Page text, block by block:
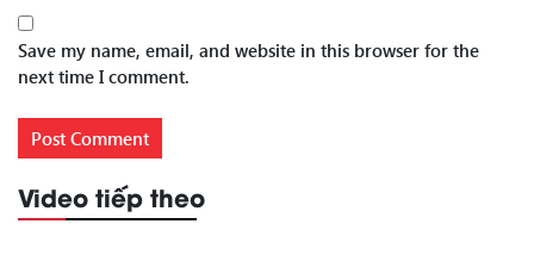
Save my name, email, and website in this browser for the
next time I comment.
Video tiếp theo